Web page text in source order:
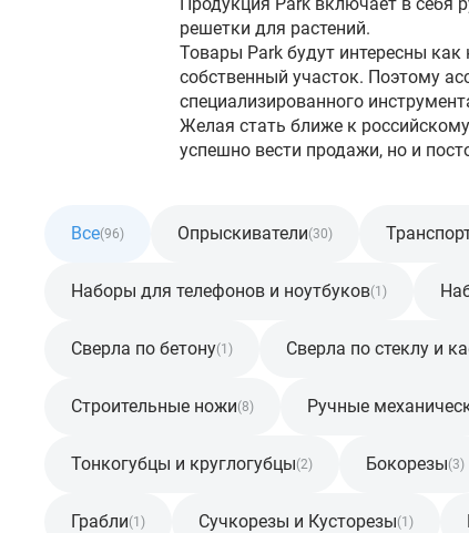
решетки для растений.
Товары Park будут интересны
собственный участок. Поэтому
специализированного
Желая стать ближе к
успешно вести продажи, но и
Все(96) Опрыскиватели(30)
Наборы для телефонов и ноутбуков(1)
Сверла по бетону(1) Сверла по стеклу и
Строительные ножи(8) Ручные
Тонкогубцы и круглогубцы(2) Бокорезы(3)
Грабли(1) Сучкорезы и Кусторезы(1)